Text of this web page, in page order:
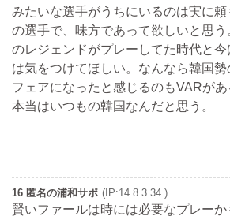
みたいな選手がうちにいるのは実に
の選手で、味方であって欲しいと思
のレジェンドがプレーしてた時代と
は気をつけてほしい。なんなら韓国勢
フェアになったと感じるのもVARが
本当はいつもの韓国なんだと思う。
16 匿名の浦和サポ (IP:14.8.3.34 )
賢いファールは時には必要なプレー